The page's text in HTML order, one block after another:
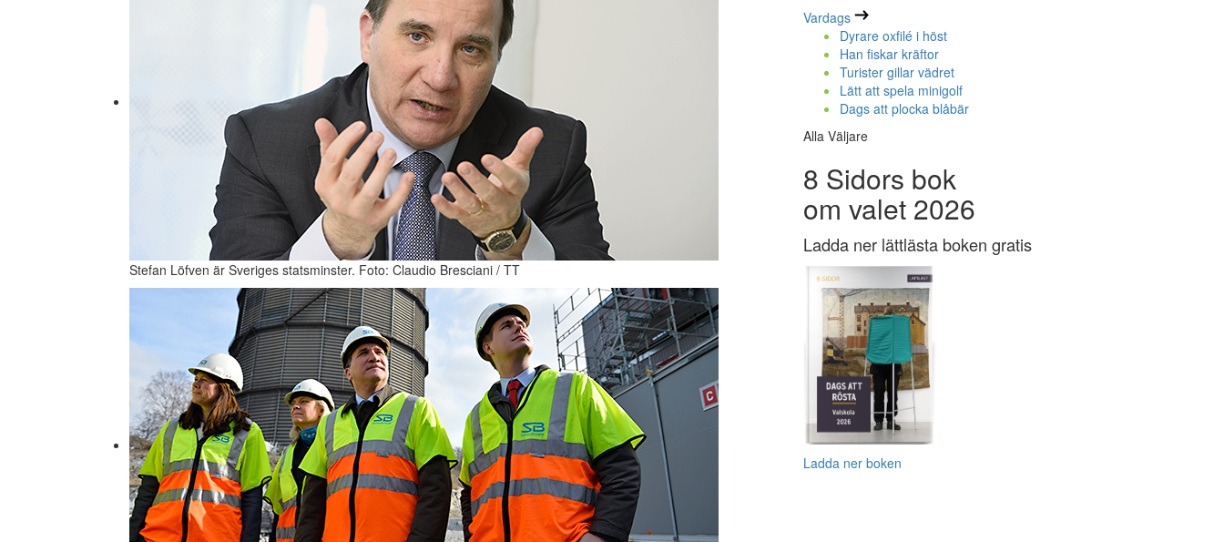
Stefan Löfven är Sveriges statsminster. Foto: Claudio Bresciani / TT
Vardags
Dyrare oxfilé i höst
Han fiskar kräftor
Turister gillar vädret
Lätt att spela minigolf
Dags att plocka blåbär
Alla Väljare
8 Sidors bok
om valet 2026
Ladda ner lättlästa boken gratis
Ladda ner boken